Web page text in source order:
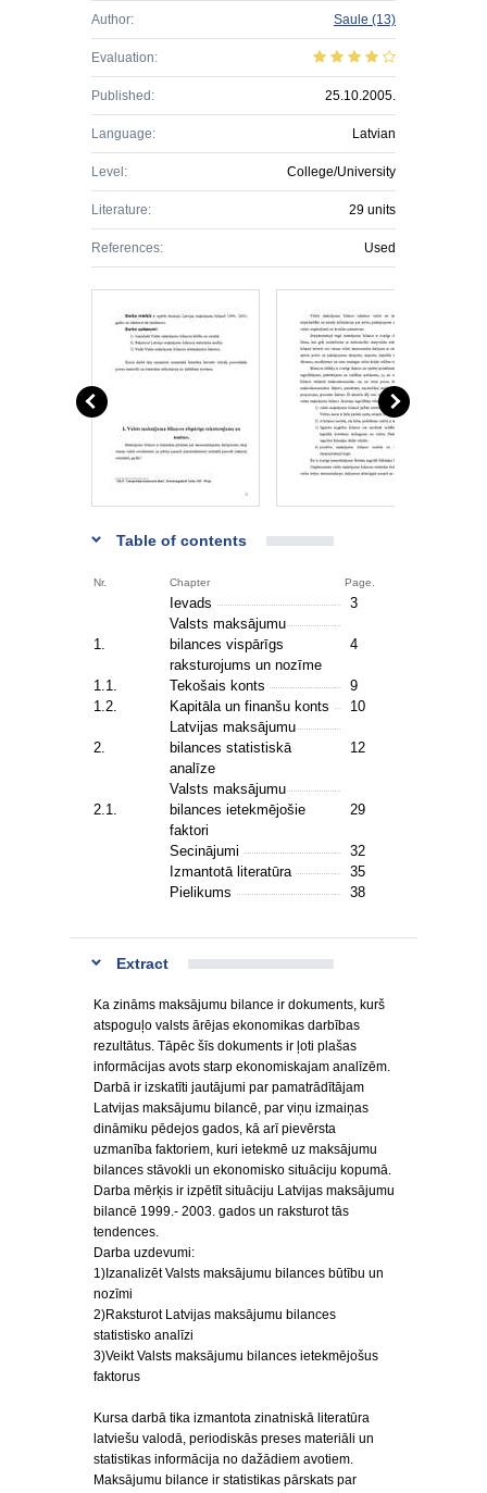
Author: Saule (13)
Evaluation:
Published: 25.10.2005.
Language: Latvian
Level: College/University
Literature: 29 units
References: Used
Table of contents
Nr. Chapter Page.
Ievads 3
1.
Valsts maksājumu
bilances vispārīgs
raksturojums un nozīme
4
1.1. Tekošais konts
9
1.2.
Kapitāla un finanšu konts 10
2.
Latvijas maksājumu
bilances statistiskā
analīze
12
2.1.
Valsts maksājumu
bilances ietekmējošie
faktori
29
Secinājumi
32
Izmantotā literatūra
35
Pielikums
38
Extract
Ka zināms maksājumu bilance ir dokuments, kurš
atspoguļo valsts ārējas ekonomikas darbības
rezultātus. Tāpēc šīs dokuments ir ļoti plašas
informācijas avots starp ekonomiskajam analīzēm.
Darbā ir izskatīti jautājumi par pamatrādītājam
Latvijas maksājumu bilancē, par viņu izmaiņas
dināmiku pēdejos gados, kā arī pievērsta
uzmanība faktoriem, kuri ietekmē uz maksājumu
bilances stāvokli un ekonomisko situāciju kopumā.
Darba mērķis ir izpētīt situāciju Latvijas maksājumu
bilancē 1999.- 2003. gados un raksturot tās
tendences.
Darba uzdevumi:
1)Izanalizēt Valsts maksājumu bilances būtību un
nozīmi
2)Raksturot Latvijas maksājumu bilances
statistisko analīzi
3)Veikt Valsts maksājumu bilances ietekmējošus
faktorus
Kursa darbā tika izmantota zinatniskā literatūra
latviešu valodā, periodiskās preses materiāli un
statistikas informācija no dažādiem avotiem.
Maksājumu bilance ir statistikas pārskats par